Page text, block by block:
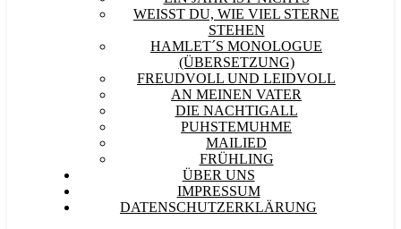
WEISST DU, WIE VIEL STERNE S
TEHEN
HAMLET´S MONOLOGUE
(ÜBERSETZUNG)
FREUDVOLL UND LEIDVOLL
AN MEINEN VATER
DIE NACHTIGALL
PUHSTEMUHME
MAILIED
FRÜHLING
ÜBER UNS
IMPRESSUM
DATENSCHUTZERKLÄRUNG